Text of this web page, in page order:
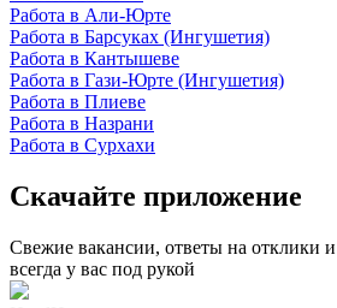
Работа в Али-Юрте
Работа в Барсуках (Ингушетия)
Работа в Кантышеве
Работа в Гази-Юрте (Ингушетия)
Работа в Плиеве
Работа в Назрани
Работа в Сурхахи
Скачайте приложение
Свежие вакансии, ответы на отклики
всегда у вас под рукой